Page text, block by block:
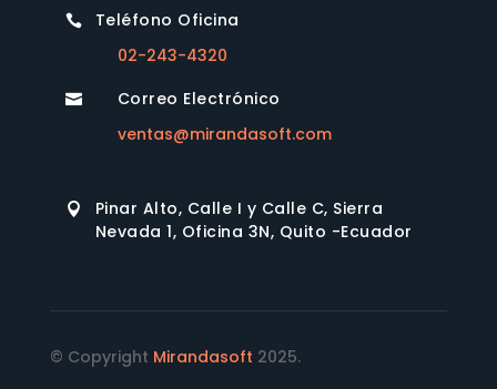

Teléfono Oficina
02-243-4320

Correo Electrónico
ventas@mirandasoft.com

Pinar Alto, Calle I y Calle C, Sierra
Nevada 1, Oficina 3N, Quito -Ecuador
© Copyright Mirandasoft 2025.